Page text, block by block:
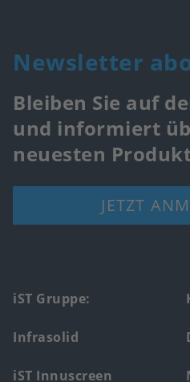
Newsletter
Bleiben Sie auf
und informiert
neuesten
JETZT
Footer
main
menu
iST Gruppe:
Infrasolid
iST Innuscreen